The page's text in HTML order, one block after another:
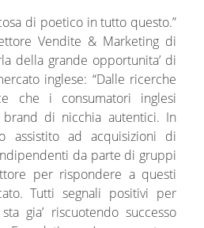
di poetico in tutto questo.”
Vendite & Marketing di
della grande opportunita’ di
inglese: “Dalle ricerche
che i consumatori inglesi
di nicchia autentici. In
assistito ad acquisizioni di
da parte di gruppi
per rispondere a questi
Tutti segnali positivi per
gia’ riscuotendo successo